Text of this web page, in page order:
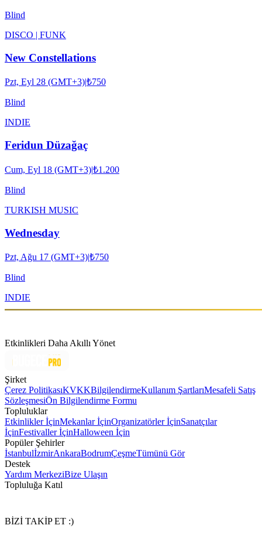
Blind
DISCO | FUNK
New Constellations
Pzt, Eyl 28 (GMT+3)|₺750
Blind
INDIE
Feridun Düzağaç
Cum, Eyl 18 (GMT+3)|₺1.200
Blind
TURKISH MUSIC
Wednesday
Pzt, Ağu 17 (GMT+3)|₺750
Blind
INDIE
Etkinlikleri Daha Akıllı Yönet
Şirket
Çerez PolitikasıKVKKBilgilendirmeKullanım ŞartlarıMesafeli Satış
SözleşmesiÖn Bilgilendirme Formu
Topluluklar
Etkinlikler İçinMekanlar İçinOrganizatörler İçinSanatçılar
İçinFestivaller İçinHalloween İçin
Popüler Şehirler
İstanbulİzmirAnkaraBodrumÇeşmeTümünü Gör
Destek
Yardım MerkeziBize Ulaşın
Topluluğa Katıl
BİZİ TAKİP ET :)